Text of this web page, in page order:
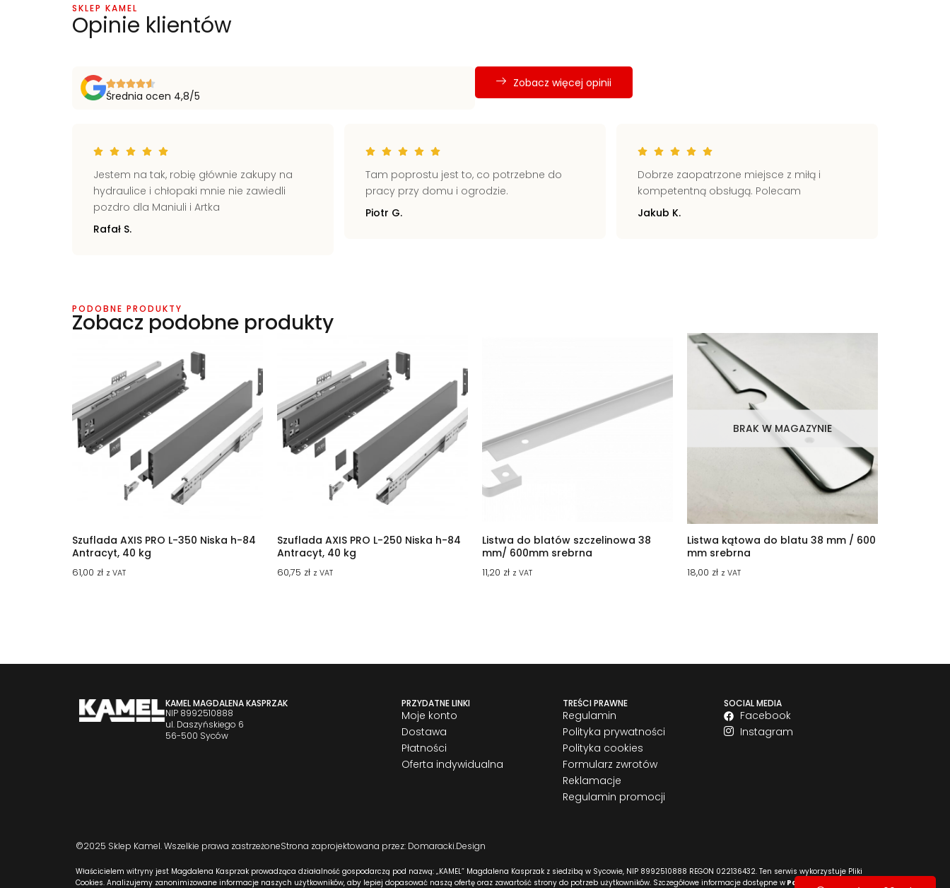
SKLEP KAMEL
Opinie klientów
Średnia ocen 4,8/5
Zobacz więcej opinii
Jestem na tak, robię głównie zakupy na
hydraulice i chłopaki mnie nie zawiedli
pozdro dla Maniuli i Artka
Rafał S.
Tam poprostu jest to, co potrzebne do
pracy przy domu i ogrodzie.
Piotr G.
Dobrze zaopatrzone miejsce z miłą i
kompetentną obsługą. Polecam
Jakub K.
PODOBNE PRODUKTY
Zobacz podobne produkty
Szuflada AXIS PRO L-350 Niska h-84
Antracyt, 40 kg
61,00 zł z VAT
Szuflada AXIS PRO L-250 Niska h-84
Antracyt, 40 kg
60,75 zł z VAT
Listwa do blatów szczelinowa 38
mm/ 600mm srebrna
11,20 zł z VAT
BRAK W MAGAZYNIE
Listwa kątowa do blatu 38 mm / 600
mm srebrna
18,00 zł z VAT
KAMEL MAGDALENA KASPRZAK
NIP 8992510888
ul. Daszyńskiego 6
56-500 Syców
PRZYDATNE LINKI
Moje konto
Dostawa
Płatności
Oferta indywidualna
TREŚCI PRAWNE
Regulamin
Polityka prywatności
Polityka cookies
Formularz zwrotów
Reklamacje
Regulamin promocji
SOCIAL MEDIA
Facebook
Instagram
©2025 Sklep Kamel. Wszelkie prawa zastrzeżoneStrona zaprojektowana przez: Domaracki.Design
Właścicielem witryny jest Magdalena Kasprzak prowadząca działalność gospodarczą pod nazwą: „KAMEL” Magdalena Kasprzak z siedzibą w Sycowie, NIP 8992510888 REGON 022136432. Ten serwis wykorzystuje Pliki
Cookies. Analizujemy zanonimizowane informacje naszych użytkowników, aby lepiej dopasować naszą ofertę oraz zawartość strony do potrzeb użytkowników. Szczegółowe informacje dostępne w Polityce cookies